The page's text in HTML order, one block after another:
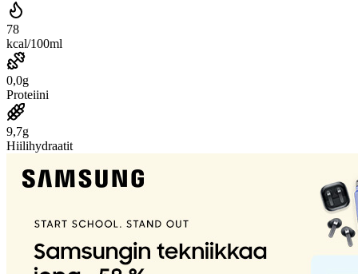
78
kcal/100ml
0,0g
Proteiini
9,7g
Hiilihydraatit